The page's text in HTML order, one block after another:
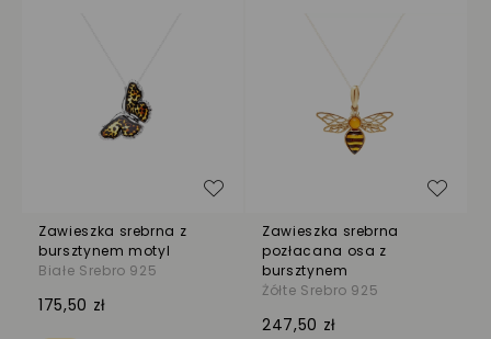
Zawieszka srebrna z
bursztynem motyl
Białe Srebro 925
175,50 zł
Dodaj do listy życzeń
Zawieszka srebrna
pozłacana osa z
bursztynem
Żółte Srebro 925
247,50 zł